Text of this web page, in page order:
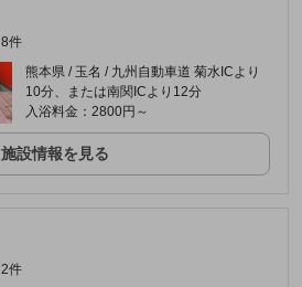
8件
熊本県 / 玉名 / 九州自動車道 菊水ICより
10分、または南関ICより12分
入浴料金：2800円～
施設情報を見る
2件